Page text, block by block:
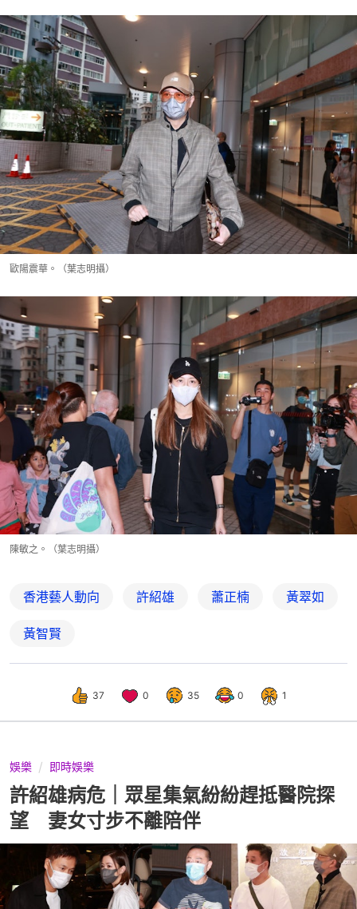
歐陽震華。（葉志明攝）
陳敏之。（葉志明攝）
香港藝人動向 許紹雄 蕭正楠 黃翠如
黃智賢
37 0 35 0 1
娛樂 即時娛樂
許紹雄病危｜眾星集氣紛紛趕抵醫院探
望 妻女寸步不離陪伴